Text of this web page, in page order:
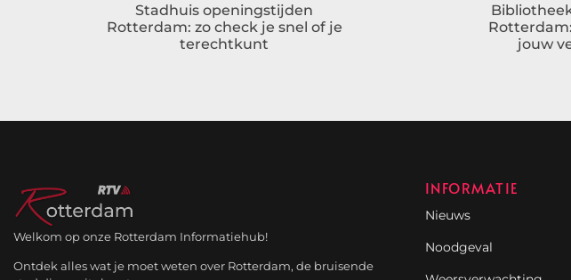
Stadhuis openingstijden
Rotterdam: zo check je snel of je
terechtkunt
jouw
Welkom op onze Rotterdam Informatiehub!
Ontdek alles wat je moet weten over Rotterdam, de bruisende
INFORMATIE
Nieuws
Noodgeval